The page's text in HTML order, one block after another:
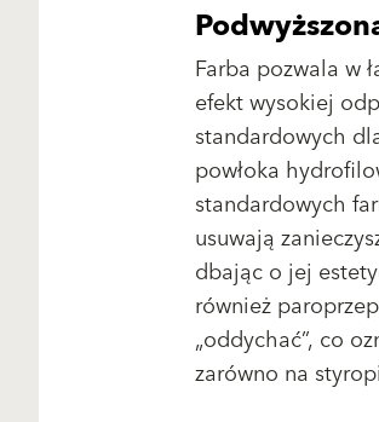
Farba pozwala w
efekt wysokiej
standardowych
powłoka
standardowych
usuwają
dbając o jej
również
„oddychać”, co
zarówno na